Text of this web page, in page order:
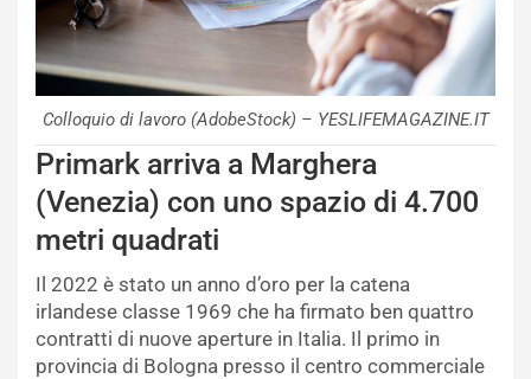
Colloquio di lavoro (AdobeStock) – YESLIFEMAGAZINE.IT
Primark arriva a Marghera
(Venezia) con uno spazio di 4.700
metri quadrati
Il 2022 è stato un anno d’oro per la catena
irlandese classe 1969 che ha firmato ben quattro
contratti di nuove aperture in Italia. Il primo in
provincia di Bologna presso il centro commerciale